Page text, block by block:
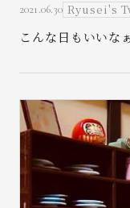
2021.06.30 Ryusei's
こんな日もいいな